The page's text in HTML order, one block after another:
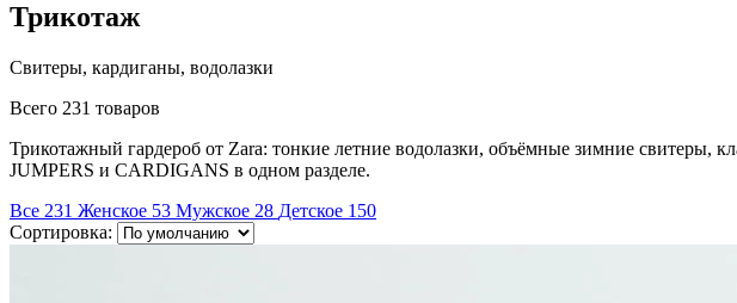
Трикотаж
Свитеры, кардиганы, водолазки
Всего 231 товаров
Трикотажный гардероб от Zara: тонкие летние водолазки, объёмные зимние свитеры,
JUMPERS и CARDIGANS в одном разделе.
Все 231 Женское 53 Мужское 28 Детское 150
Сортировка: